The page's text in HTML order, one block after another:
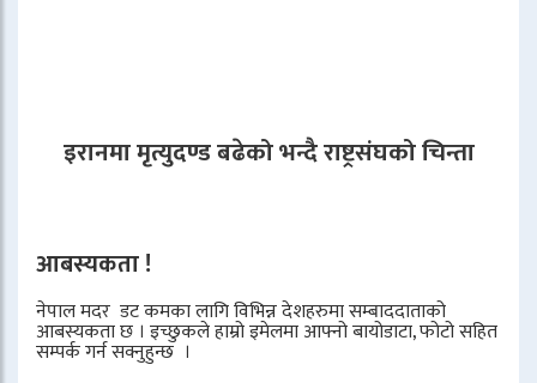
इरानमा मृत्युदण्ड बढेको भन्दै राष्ट्रसंघको चिन्ता
आबस्यकता !
नेपाल मदर डट कमका लागि विभिन्न देशहरुमा सम्बाददाताको
आबस्यकता छ । इच्छुकले हाम्रो इमेलमा आफ्नो बायोडाटा, फोटो सहित
सम्पर्क गर्न सक्नुहुन्छ ।